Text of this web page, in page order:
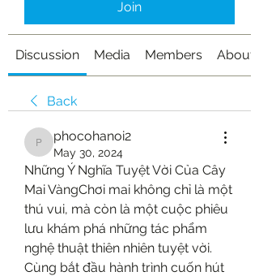
Join
Discussion Media Members About
Back
phocohanoi2
phocohanoi2
May 30, 2024
Những Ý Nghĩa Tuyệt Vời Của Cây
Mai VàngChơi mai không chỉ là một
thú vui, mà còn là một cuộc phiêu
lưu khám phá những tác phẩm
nghệ thuật thiên nhiên tuyệt vời.
Cùng bắt đầu hành trình cuốn hút